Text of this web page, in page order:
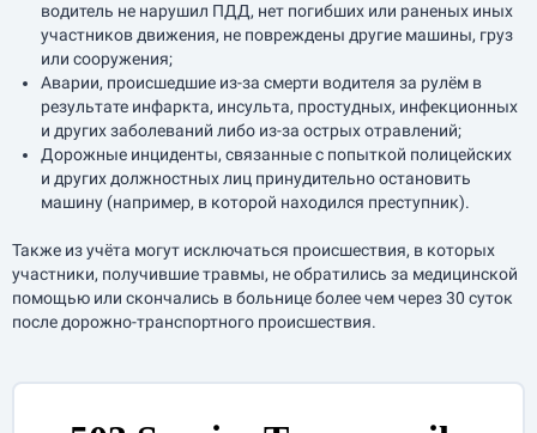
водитель не нарушил ПДД, нет погибших или раненых иных
участников движения, не повреждены другие машины, груз
или сооружения;
Аварии, происшедшие из-за смерти водителя за рулём в
результате инфаркта, инсульта, простудных, инфекционных
и других заболеваний либо из-за острых отравлений;
Дорожные инциденты, связанные с попыткой полицейских
и других должностных лиц принудительно остановить
машину (например, в которой находился преступник).
Также из учёта могут исключаться происшествия, в которых
участники, получившие травмы, не обратились за медицинской
помощью или скончались в больнице более чем через 30 суток
после дорожно-транспортного происшествия.